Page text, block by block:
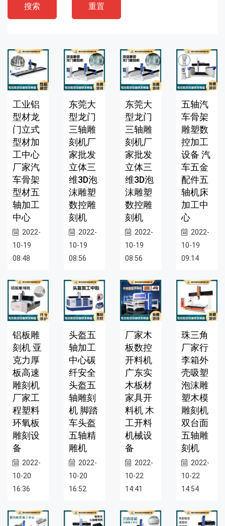
搜索 重置
工业铝
型材龙
门立式
型材加
工中心
厂家汽
车骨架
型材五
轴加工
中心
2022-
10-19
08:48
东莞大
型龙门
三轴雕
刻机厂
家批发
立体三
维3D泡
沫雕塑
数控雕
刻机
2022-
10-19
08:56
东莞大
型龙门
三轴雕
刻机厂
家批发
立体三
维3D泡
沫雕塑
数控雕
刻机
2022-
10-19
08:56
五轴汽
车骨架
雕塑数
控加工
设备 汽
车五金
配件五
轴机床
加工中
心
2022-
10-19
09:14
铝板雕
刻机 亚
克力厚
板高速
雕刻机
厂家工
程塑料
环氧板
雕刻设
备
2022-
10-20
16:36
头盔五
轴加工
中心碳
纤安全
头盔五
轴雕刻
机 脚踏
车头盔
五轴精
雕机
2022-
10-20
16:52
厂家木
板数控
开料机
广东实
木板材
家具开
料机 木
工开料
机械设
备
2022-
10-22
14:41
珠三角
厂家行
李箱外
壳吸塑
泡沫雕
塑木模
雕刻机
双台面
五轴雕
刻机
2022-
10-22
14:54